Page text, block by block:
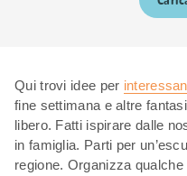
Qui trovi idee per
fine settimana e altre
libero. Fatti ispirare dalle
in famiglia. Parti per
regione. Organizza